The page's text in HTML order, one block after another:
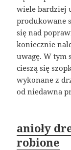
wiele bardziej
produkowane
się nad
koniecznie
uwagę. W tym
cieszą się
wykonane z
od niedawna
anioły
robione